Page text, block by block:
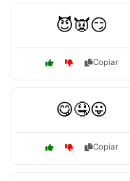
😈👿😏
Copiar
😋🤤😛
Copiar